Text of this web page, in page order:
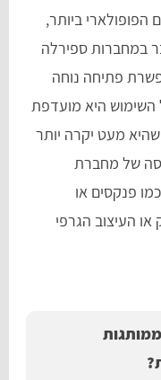
ביותר,
במחברות ספירלה
פתיחה נוחה
היא מועדפת
מעט יקרה יותר
של מחברת
פנקסים או
העיצוב הגרפי